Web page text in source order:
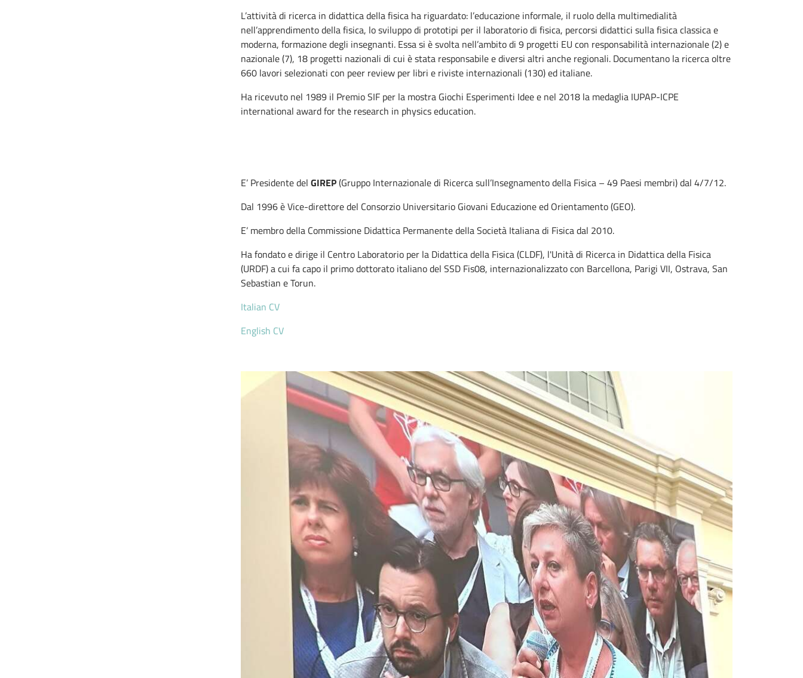
L’attività di ricerca in didattica della fisica ha riguardato: l’educazione informale, il ruolo della multimedialità
nell’apprendimento della fisica, lo sviluppo di prototipi per il laboratorio di fisica, percorsi didattici sulla fisica classica e
moderna, formazione degli insegnanti. Essa si è svolta nell’ambito di 9 progetti EU con responsabilità internazionale (2) e
nazionale (7), 18 progetti nazionali di cui è stata responsabile e diversi altri anche regionali. Documentano la ricerca oltre
660 lavori selezionati con peer review per libri e riviste internazionali (130) ed italiane.
Ha ricevuto nel 1989 il Premio SIF per la mostra Giochi Esperimenti Idee e nel 2018 la medaglia IUPAP-ICPE
international award for the research in physics education.
E’ Presidente del GIREP(Gruppo Internazionale di Ricerca sull’Insegnamento della Fisica – 49 Paesi membri) dal 4/7/12.
Dal 1996 è Vice-direttore del Consorzio Universitario Giovani Educazione ed Orientamento (GEO).
E’ membro della Commissione Didattica Permanente della Società Italiana di Fisica dal 2010.
Ha fondato e dirige il Centro Laboratorio per la Didattica della Fisica (CLDF), l'Unità di Ricerca in Didattica della Fisica
(URDF) a cui fa capo il primo dottorato italiano del SSD Fis08, internazionalizzato con Barcellona, Parigi VII, Ostrava, San
Sebastian e Torun.
Italian CV
English CV